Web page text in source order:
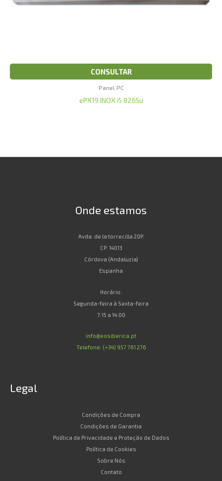
CONSULTAR
Panel PC
ePX19 INOX i5 8265u
Onde estamos
Avda. de la torrecilla 20P.
CP: 14013
Córdova (Andaluzia)
Espanha
Horário:
Segunda-feira à Sexta-feira
7:15 a 14:00
info@eosiberica.pt
Telefone: (+34) 957 761 276
Legal
Condições de Compra
Condições de Garantia
Política de Privacidade e Proteção de Dados
Política de Cookies
Sobre Nós
Contato